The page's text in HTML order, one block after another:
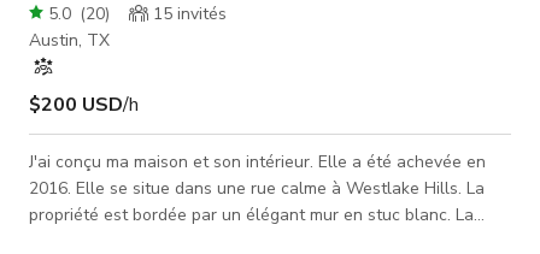
5.0 (20) 15 invités
Austin, TX
$200 USD/h
J'ai conçu ma maison et son intérieur. Elle a été achevée en
2016. Elle se situe dans une rue calme à Westlake Hills. La
propriété est bordée par un élégant mur en stuc blanc. La